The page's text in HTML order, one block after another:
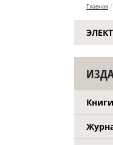
Главная /
Книги